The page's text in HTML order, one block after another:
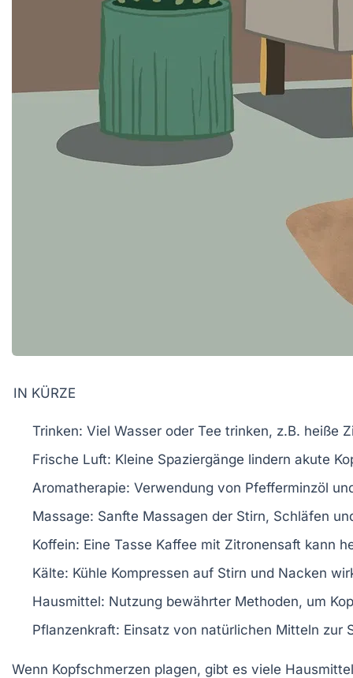
IN KÜRZE
Trinken: Viel Wasser oder Tee trinken, z.B. heiße
Frische Luft: Kleine Spaziergänge lindern akute
Aromatherapie: Verwendung von Pfefferminzöl
Massage: Sanfte Massagen der Stirn, Schläfen
Koffein: Eine Tasse Kaffee mit Zitronensaft kann
Kälte: Kühle Kompressen auf Stirn und Nacken
Hausmittel: Nutzung bewährter Methoden, um
Pflanzenkraft: Einsatz von natürlichen Mitteln zur
Wenn Kopfschmerzen plagen, gibt es viele Hausmittel